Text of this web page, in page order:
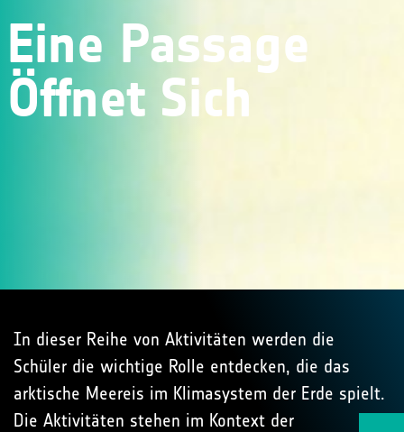
Eine Passage
Öffnet Sich
In dieser Reihe von Aktivitäten werden die
Schüler die wichtige Rolle entdecken, die das
arktische Meereis im Klimasystem der Erde spielt.
Die Aktivitäten stehen im Kontext der